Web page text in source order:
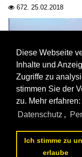
 672. 25.02.2018
KLM, Boeing B 737-
Frank Maczkowicz
Flughäfen /
Fluggesellschaften /
Passagierflugzeuge /
713.25.02.2018
Diese Webseite
Inhalte und
Zugriffe zu
stimmen Sie der
zu. Mehr erfahren:
Datenschutz ,
Ich stimme zu
erlaube